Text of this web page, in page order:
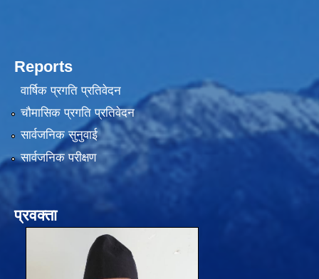
Reports
वार्षिक प्रगति प्रतिवेदन
चौमासिक प्रगति प्रतिवेदन
सार्वजनिक सुनुवाई
सार्वजनिक परीक्षण
प्रवक्ता